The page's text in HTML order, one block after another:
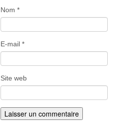
Nom *
E-mail *
Site web